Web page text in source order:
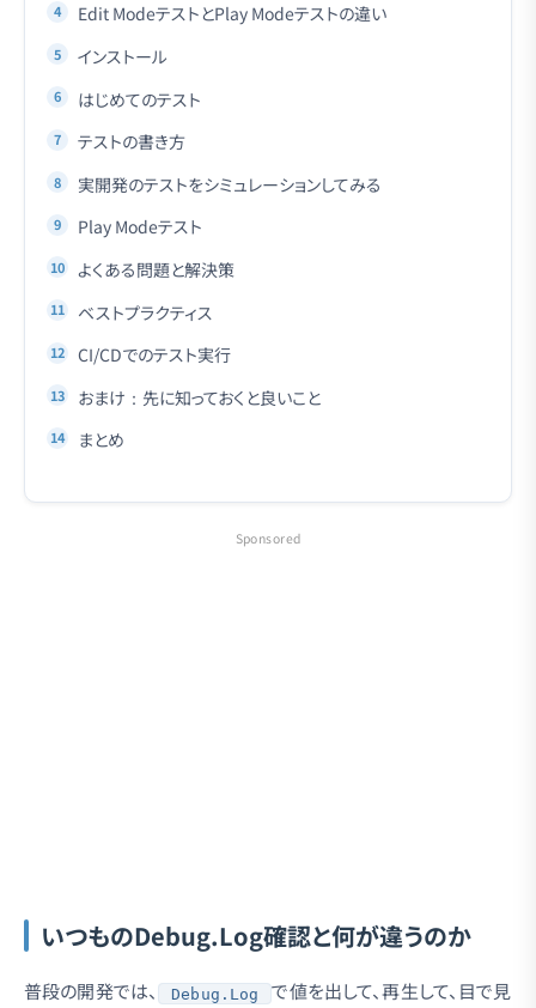
Edit ModeテストとPlay Modeテストの違い
インストール
はじめてのテスト
テストの書き方
実開発のテストをシミュレーションしてみる
Play Modeテスト
よくある問題と解決策
ベストプラクティス
CI/CDでのテスト実行
おまけ：先に知っておくと良いこと
まとめ
Sponsored
いつものDebug.Log確認と何が違うのか
普段の開発では、 Debug.Log
で値を出して、再生して、目で見